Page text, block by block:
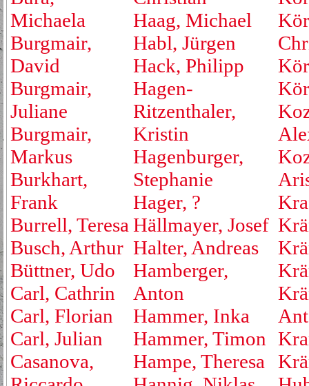
Michaela
Burgmair,
David
Burgmair,
Juliane
Burgmair,
Markus
Burkhart,
Frank
Burrell, Teresa
Busch, Arthur
Büttner, Udo
Carl, Cathrin
Carl, Florian
Carl, Julian
Casanova,
Haag, Michael
Habl, Jürgen
Hack, Philipp
Hagen-
Ritzenthaler,
Kristin
Hagenburger,
Stephanie
Hager, ?
Hällmayer, Josef
Halter, Andreas
Hamberger,
Anton
Hammer, Inka
Hammer, Timon
Hampe, Theresa